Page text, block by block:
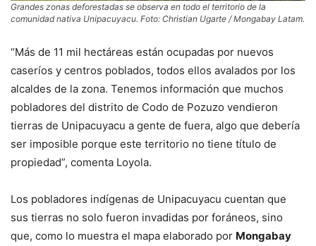
Grandes zonas deforestadas se observa en todo el territorio de la
comunidad nativa Unipacuyacu. Foto: Christian Ugarte / Mongabay Latam.
“Más de 11 mil hectáreas están ocupadas por nuevos
caseríos y centros poblados, todos ellos avalados por los
alcaldes de la zona. Tenemos información que muchos
pobladores del distrito de Codo de Pozuzo vendieron
tierras de Unipacuyacu a gente de fuera, algo que debería
ser imposible porque este territorio no tiene título de
propiedad”, comenta Loyola.
Los pobladores indígenas de Unipacuyacu cuentan que
sus tierras no solo fueron invadidas por foráneos, sino
que, como lo muestra el mapa elaborado por Mongabay